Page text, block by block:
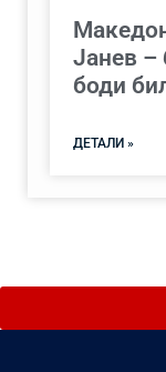
Јанев –
боди
ДЕТАЛИ »